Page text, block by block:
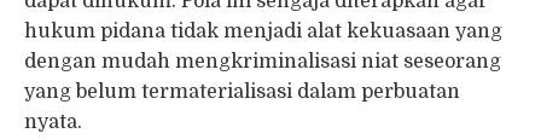
hukum pidana tidak menjadi alat kekuasaan yang
dengan mudah mengkriminalisasi niat seseorang
yang belum termaterialisasi dalam perbuatan
nyata.